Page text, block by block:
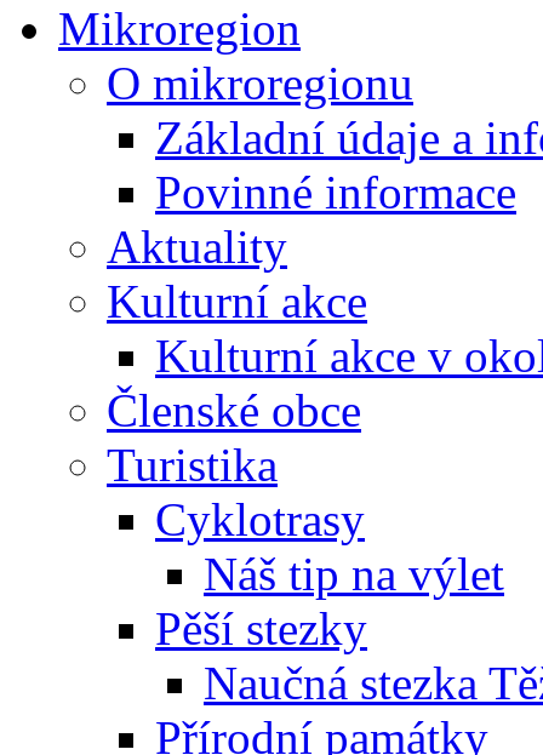
Mikroregion
O mikroregionu
Základní údaje a
Povinné informace
Aktuality
Kulturní akce
Kulturní akce v
Členské obce
Turistika
Cyklotrasy
Náš tip na výlet
Pěší stezky
Naučná stezka
Přírodní památky